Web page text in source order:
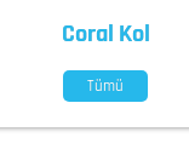
Coral Kol
Tümü